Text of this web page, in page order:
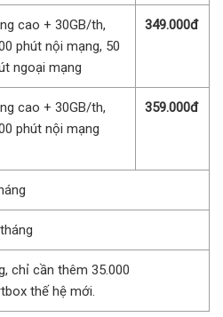
cao + 30GB/th,
phút nội mạng, 50
ngoại mạng
349.000đ
cao + 30GB/th,
phút nội mạng
359.000đ
chỉ cần thêm 35.000
thế hệ mới.